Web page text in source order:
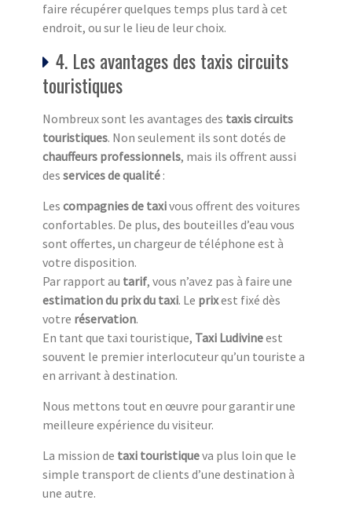
faire récupérer quelques temps plus tard à cet
endroit, ou sur le lieu de leur choix.
4. Les avantages des taxis circuits
touristiques
Nombreux sont les avantages des taxis circuits
touristiques. Non seulement ils sont dotés de
chauffeurs professionnels, mais ils offrent aussi
des services de qualité :
Les compagnies de taxivous offrent des voitures
confortables. De plus, des bouteilles d’eau vous
sont offertes, un chargeur de téléphone est à
votre disposition.
Par rapport au tarif, vous n’avez pas à faire une
estimation du prix du taxi. Le prixest fixé dès
votre réservation.
En tant que taxi touristique, Taxi Ludivineest
souvent le premier interlocuteur qu’un touriste a
en arrivant à destination.
Nous mettons tout en œuvre pour garantir une
meilleure expérience du visiteur.
La mission de taxi touristiqueva plus loin que le
simple transport de clients d’une destination à
une autre.